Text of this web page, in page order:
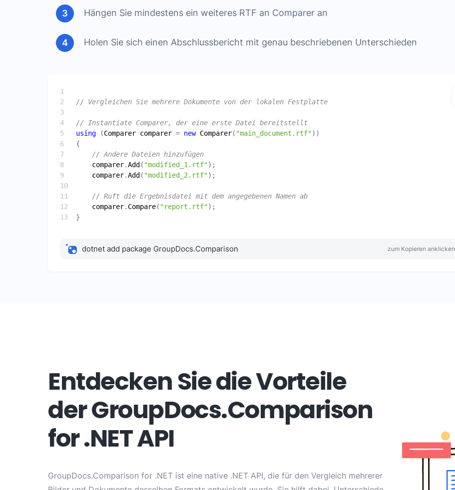
Hängen Sie mindestens ein weiteres RTF an Comparer an
Holen Sie sich einen Abschlussbericht mit genau beschriebenen Unterschieden
// Vergleichen Sie mehrere Dokumente von der lokalen Festplatte
// Instantiate Comparer, der eine erste Datei bereitstellt
using (Comparer comparer = new Comparer( "main_document.rtf"
// Andere Dateien hinzufügen
comparer.Add ( "modified_1.rtf"
comparer.Add ( "modified_2.rtf"
// Ruft die Ergebnisdatei mit dem angegebenen Namen ab
comparer. Compare( "report.rtf"
dotnet add package GroupDocs.Comparison zum Kopieren anklicken
Entdecken Sie die Vorteile
der GroupDocs.Comparison
for .NET API
GroupDocs.Comparison for .NET ist eine native .NET API, die für den Vergleich mehrerer